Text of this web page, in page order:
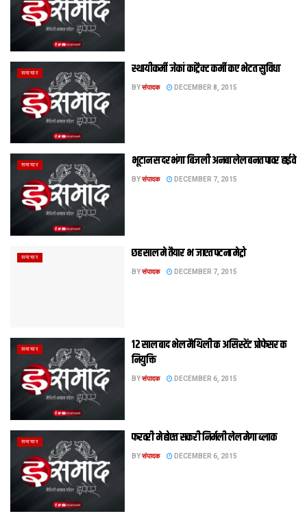
समाचार स्थायीकर्मी जेकां कांट्रैक्ट कर्मी कए भेटत सुविधा
BYसंपादक DECEMBER 8, 2015
समाचार भूटान स दरभंगा बिजली अनबा लेल बनत पावर हाईवे
BYसंपादक DECEMBER 7, 2015
समाचार छह साल मे तैयार भ जाएत पटना मेट्रो
BYसंपादक DECEMBER 7, 2015
समाचार
12 साल बाद भेल मैथिली क असिस्टेंट प्रोफेसर क
नियुक्ति
BYसंपादक DECEMBER 6, 2015
समाचार फरवरी मे होएत सकरी निर्मली लेल मेगा ब्लाक
BYसंपादक DECEMBER 6, 2015